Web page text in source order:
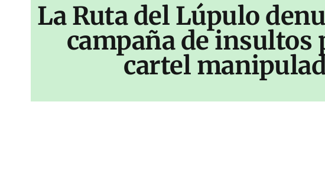
La Ruta del Lúpulo
campaña de insultos
cartel